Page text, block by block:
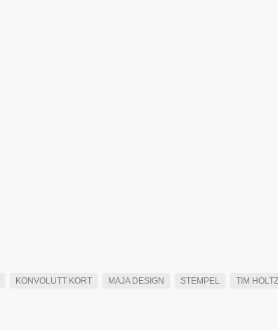
KONVOLUTT KORT MAJA DESIGN STEMPEL TIM HOLTZ